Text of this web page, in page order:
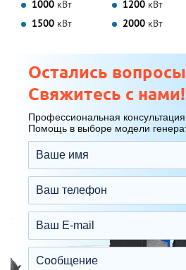
1000 кВт 1200 кВт
1500 кВт 2000 кВт
Остались
Свяжитесь с нами!
Профессиональная
Помощь в выборе модели